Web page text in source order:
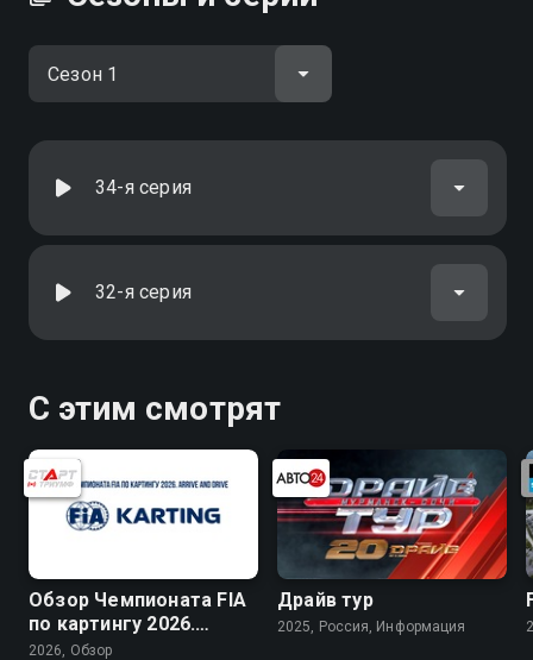
34-я серия
32-я серия
С этим смотрят
Обзор Чемпионата FIA
по картингу 2026.
Arrive and Drive
2026, Обзор
Драйв тур
2025, Россия, Информация